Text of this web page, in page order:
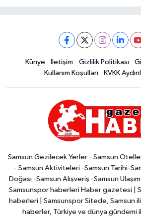
Künye İletişim Gizlilik Politikası
Kullanım Koşulları
KVKK
Samsun Gezilecek Yerler - Samsun
- Samsun Aktiviteleri -Samsun Tarihi-
Doğası -Samsun Alışveriş -Samsun
Samsunspor haberleri Haber gazetesi |
haberleri | Samsunspor Sitede, Samsun
haberler, Türkiye ve dünya gündemi